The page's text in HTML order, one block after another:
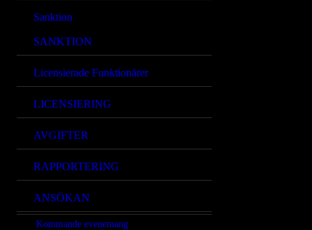
Sanktion
SANKTION
Licensierade Funktionärer
LICENSIERING
AVGIFTER
RAPPORTERING
ANSÖKAN
Kommande evenemang